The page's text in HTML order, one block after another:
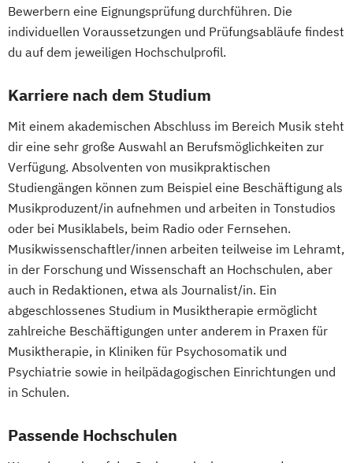
Bewerbern eine Eignungsprüfung durchführen. Die
individuellen Voraussetzungen und Prüfungsabläufe findest
du auf dem jeweiligen Hochschulprofil.
Karriere nach dem Studium
Mit einem akademischen Abschluss im Bereich Musik steht
dir eine sehr große Auswahl an Berufsmöglichkeiten zur
Verfügung. Absolventen von musikpraktischen
Studiengängen können zum Beispiel eine Beschäftigung als
Musikproduzent/in aufnehmen und arbeiten in Tonstudios
oder bei Musiklabels, beim Radio oder Fernsehen.
Musikwissenschaftler/innen arbeiten teilweise im Lehramt,
in der Forschung und Wissenschaft an Hochschulen, aber
auch in Redaktionen, etwa als Journalist/in. Ein
abgeschlossenes Studium in Musiktherapie ermöglicht
zahlreiche Beschäftigungen unter anderem in Praxen für
Musiktherapie, in Kliniken für Psychosomatik und
Psychiatrie sowie in heilpädagogischen Einrichtungen und
in Schulen.
Passende Hochschulen